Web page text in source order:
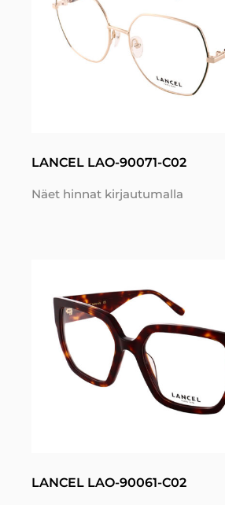
LANCEL LAO-90071-C02
Näet hinnat kirjautumalla
LANCEL LAO-90061-C02